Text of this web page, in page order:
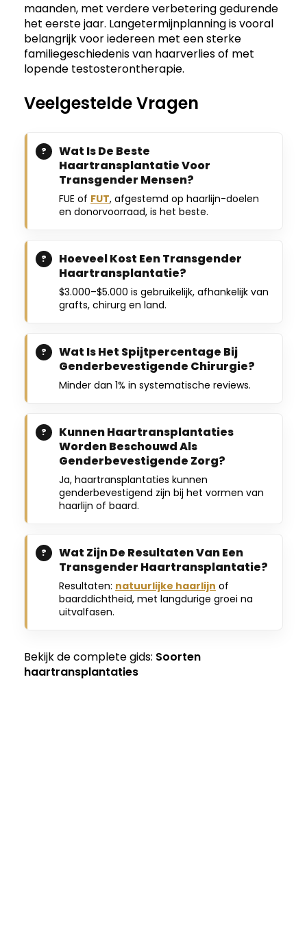
maanden, met verdere verbetering gedurende
het eerste jaar. Langetermijnplanning is vooral
belangrijk voor iedereen met een sterke
familiegeschiedenis van haarverlies of met
lopende testosterontherapie.
Veelgestelde Vragen
Wat Is De Beste
Haartransplantatie Voor
Transgender Mensen?
FUE of FUT, afgestemd op haarlijn-doelen
en donorvoorraad, is het beste.
Hoeveel Kost Een Transgender
Haartransplantatie?
$3.000–$5.000 is gebruikelijk, afhankelijk van
grafts, chirurg en land.
Wat Is Het Spijtpercentage Bij
Genderbevestigende Chirurgie?
Minder dan 1% in systematische reviews.
Kunnen Haartransplantaties
Worden Beschouwd Als
Genderbevestigende Zorg?
Ja, haartransplantaties kunnen
genderbevestigend zijn bij het vormen van
haarlijn of baard.
Wat Zijn De Resultaten Van Een
Transgender Haartransplantatie?
Resultaten: natuurlijke haarlijn of
baarddichtheid, met langdurige groei na
uitvalfasen.
Bekijk de complete gids: Soorten
haartransplantaties